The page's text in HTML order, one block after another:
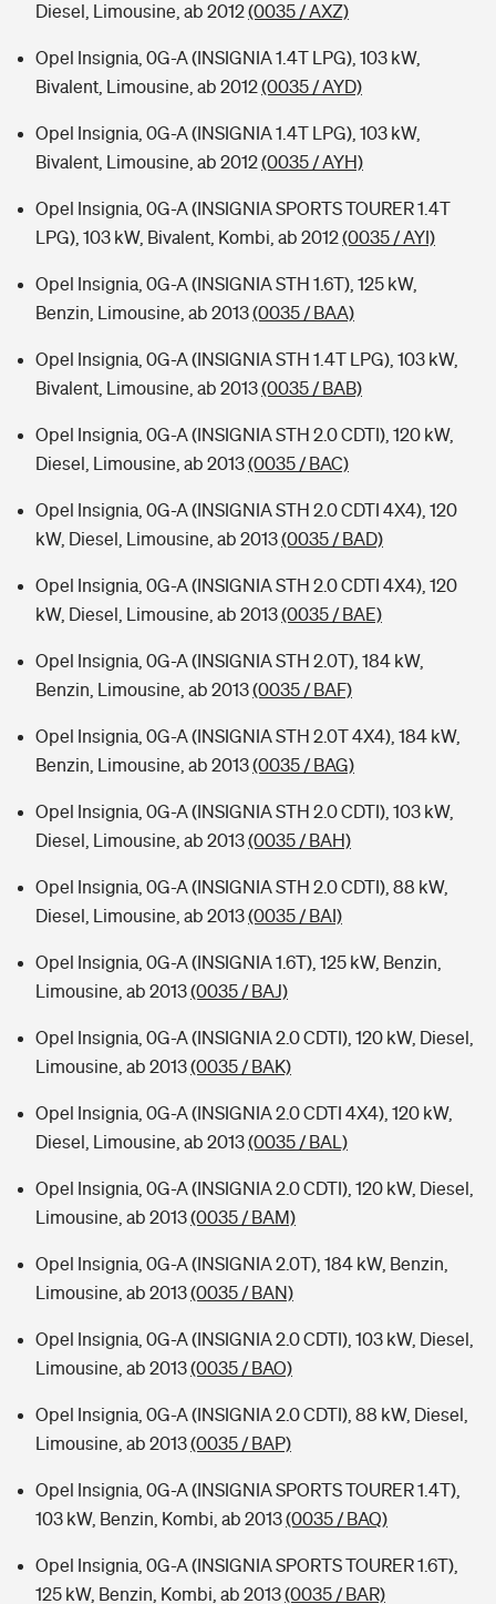
Diesel, Limousine, ab 2012(0035 / AXZ)
Opel Insignia, 0G-A (INSIGNIA 1.4T LPG), 103 kW,
Bivalent, Limousine, ab 2012(0035 / AYD)
Opel Insignia, 0G-A (INSIGNIA 1.4T LPG), 103 kW,
Bivalent, Limousine, ab 2012(0035 / AYH)
Opel Insignia, 0G-A (INSIGNIA SPORTS TOURER 1.4T
LPG), 103 kW, Bivalent, Kombi, ab 2012(0035 / AYI)
Opel Insignia, 0G-A (INSIGNIA STH 1.6T), 125 kW,
Benzin, Limousine, ab 2013(0035 / BAA)
Opel Insignia, 0G-A (INSIGNIA STH 1.4T LPG), 103 kW,
Bivalent, Limousine, ab 2013(0035 / BAB)
Opel Insignia, 0G-A (INSIGNIA STH 2.0 CDTI), 120 kW,
Diesel, Limousine, ab 2013(0035 / BAC)
Opel Insignia, 0G-A (INSIGNIA STH 2.0 CDTI 4X4), 120
kW, Diesel, Limousine, ab 2013(0035 / BAD)
Opel Insignia, 0G-A (INSIGNIA STH 2.0 CDTI 4X4), 120
kW, Diesel, Limousine, ab 2013(0035 / BAE)
Opel Insignia, 0G-A (INSIGNIA STH 2.0T), 184 kW,
Benzin, Limousine, ab 2013(0035 / BAF)
Opel Insignia, 0G-A (INSIGNIA STH 2.0T 4X4), 184 kW,
Benzin, Limousine, ab 2013(0035 / BAG)
Opel Insignia, 0G-A (INSIGNIA STH 2.0 CDTI), 103 kW,
Diesel, Limousine, ab 2013(0035 / BAH)
Opel Insignia, 0G-A (INSIGNIA STH 2.0 CDTI), 88 kW,
Diesel, Limousine, ab 2013(0035 / BAI)
Opel Insignia, 0G-A (INSIGNIA 1.6T), 125 kW, Benzin,
Limousine, ab 2013(0035 / BAJ)
Opel Insignia, 0G-A (INSIGNIA 2.0 CDTI), 120 kW, Diesel,
Limousine, ab 2013(0035 / BAK)
Opel Insignia, 0G-A (INSIGNIA 2.0 CDTI 4X4), 120 kW,
Diesel, Limousine, ab 2013(0035 / BAL)
Opel Insignia, 0G-A (INSIGNIA 2.0 CDTI), 120 kW, Diesel,
Limousine, ab 2013(0035 / BAM)
Opel Insignia, 0G-A (INSIGNIA 2.0T), 184 kW, Benzin,
Limousine, ab 2013(0035 / BAN)
Opel Insignia, 0G-A (INSIGNIA 2.0 CDTI), 103 kW, Diesel,
Limousine, ab 2013(0035 / BAO)
Opel Insignia, 0G-A (INSIGNIA 2.0 CDTI), 88 kW, Diesel,
Limousine, ab 2013(0035 / BAP)
Opel Insignia, 0G-A (INSIGNIA SPORTS TOURER 1.4T),
103 kW, Benzin, Kombi, ab 2013(0035 / BAQ)
Opel Insignia, 0G-A (INSIGNIA SPORTS TOURER 1.6T),
125 kW, Benzin, Kombi, ab 2013(0035 / BAR)